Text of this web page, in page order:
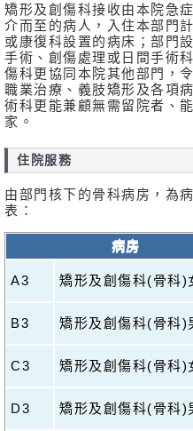
矯形及創傷科接收由本院急
介而至的病人，入住本部門
或康復科設置的病床；部門
手術、創傷處理或日間手術
傷科更協同本院其他部門，
職業治療、義肢矯形及各項
術科更能兼顧無需留院者、
家。
住院服務
由部門核下的骨科病房，為
表：
病房
A3 矯形及創傷科(骨科)
B3 矯形及創傷科(骨科)
C3 矯形及創傷科(骨科)
D3 矯形及創傷科(骨科)